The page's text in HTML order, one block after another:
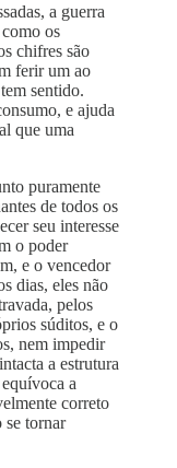
a guerra
os
chifres são
ferir um ao
sentido.
e ajuda
que uma
puramente
de todos os
seu interesse
o poder
e o vencedor
dias, eles não
pelos
súditos, e o
nem impedir
a estrutura
a
correto
se tornar